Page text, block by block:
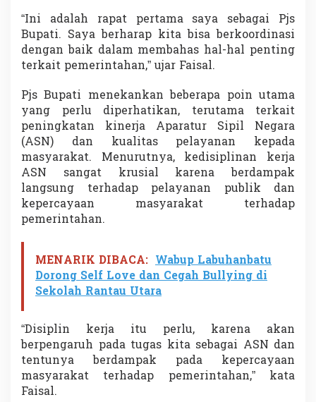
A
r
i
f
s
u
t
i
n
A
j
N
T
i
n
a
n
“Ini adalah rapat pertama saya sebagai Pjs
Bupati. Saya berharap kita bisa berkoordinasi
dengan baik dalam membahas hal-hal penting
terkait pemerintahan,” ujar Faisal.
Pjs Bupati menekankan beberapa poin utama
yang perlu diperhatikan, terutama terkait
peningkatan kinerja Aparatur Sipil Negara
(ASN) dan kualitas pelayanan kepada
masyarakat. Menurutnya, kedisiplinan kerja
ASN sangat krusial karena berdampak
langsung terhadap pelayanan publik dan
kepercayaan masyarakat terhadap
pemerintahan.
MENARIK DIBACA: Wabup Labuhanbatu
Dorong Self Love dan Cegah Bullying di
Sekolah Rantau Utara
“Disiplin kerja itu perlu, karena akan
berpengaruh pada tugas kita sebagai ASN dan
tentunya berdampak pada kepercayaan
masyarakat terhadap pemerintahan,” kata
Faisal.